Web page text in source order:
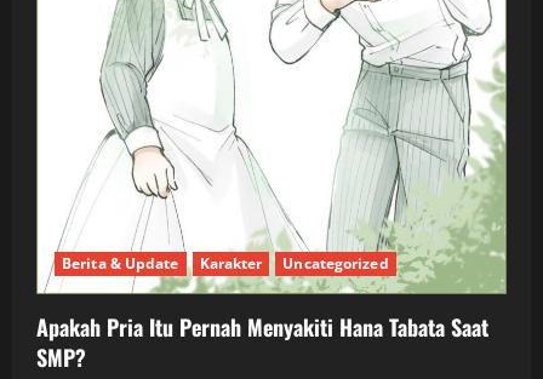
Berita & Update Karakter Uncategorized
Apakah Pria Itu Pernah Menyakiti Hana Tabata Saat
SMP?